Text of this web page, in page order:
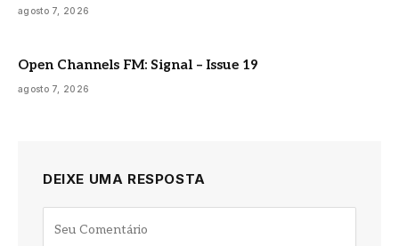
agosto 7, 2026
Open Channels FM: Signal – Issue 19
agosto 7, 2026
DEIXE UMA RESPOSTA